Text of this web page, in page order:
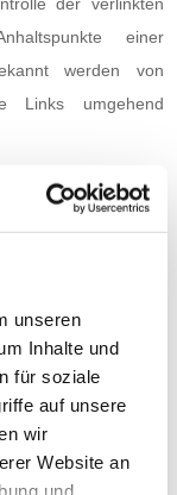
unseren
Inhalte und
für soziale
auf unsere
wir
Website an
und
einer
werden von
Links umgehend
bereit,
und Werke auf
Beiträge
Vervielfältigung,